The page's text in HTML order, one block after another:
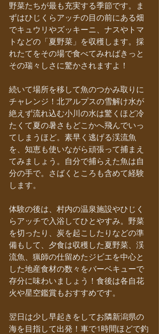
野菜たちが最も充実する季節です。ま
ずはひじくらアッチの目の前にある畑
でキュウリやズッキーニ、ナスやトマ
トなどの「夏野菜」を収穫します。採
れたてをその場で食べてみればきっと
その瑞々しさに驚かされますよ！
続いて場所を移して魚のつかみ取りに
チャレンジ！北アルプスの雪解け水が
絶えず流れ込む小川の水は驚くほど冷
たくて夏の暑さもどこかへ飛んでいっ
てしまうほど。素早く逃げる渓流魚
を、知恵も使いながら頑張って捕まえ
てみましょう。自分で捕らえた魚は自
分の手で。さばくところも含めて経験
します。
体験の後は、村内の温泉施設やひじく
らアッチで入浴してひとやすみ。野菜
を切ったり、炭を起こしたりなどの準
備もして、夕食は収穫した夏野菜、渓
流魚、猟師の仕留めたジビエを中心と
した地産食材の数々をバーベキューで
存分に味わいましょう！食後は各自花
火や星空鑑賞もおすすめです。
翌日は少し早起きをしてお隣新潟県の
海を目指して出発！車で1時間ほどで釣